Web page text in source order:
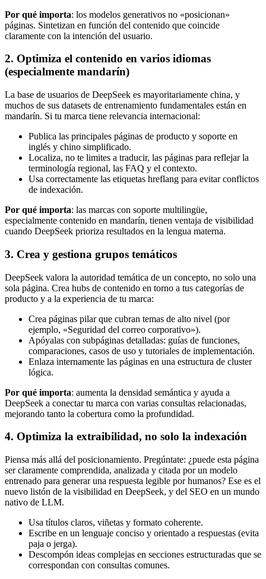
Por qué importa: los modelos generativos no «posicionan»
páginas. Sintetizan en función del contenido que coincide
claramente con la intención del usuario.
2. Optimiza el contenido en varios idiomas
(especialmente mandarín)
La base de usuarios de DeepSeek es mayoritariamente china, y
muchos de sus datasets de entrenamiento fundamentales están en
mandarín. Si tu marca tiene relevancia internacional:
Publica las principales páginas de producto y soporte en
inglés y chino simplificado.
Localiza, no te limites a traducir, las páginas para reflejar la
terminología regional, las FAQ y el contexto.
Usa correctamente las etiquetas hreflang para evitar conflictos
de indexación.
Por qué importa: las marcas con soporte multilingüe,
especialmente contenido en mandarín, tienen ventaja de visibilidad
cuando DeepSeek prioriza resultados en la lengua materna.
3. Crea y gestiona grupos temáticos
DeepSeek valora la autoridad temática de un concepto, no solo una
sola página. Crea hubs de contenido en torno a tus categorías de
producto y a la experiencia de tu marca:
Crea páginas pilar que cubran temas de alto nivel (por
ejemplo, «Seguridad del correo corporativo»).
Apóyalas con subpáginas detalladas: guías de funciones,
comparaciones, casos de uso y tutoriales de implementación.
Enlaza internamente las páginas en una estructura de cluster
lógica.
Por qué importa: aumenta la densidad semántica y ayuda a
DeepSeek a conectar tu marca con varias consultas relacionadas,
mejorando tanto la cobertura como la profundidad.
4. Optimiza la extraibilidad, no solo la indexación
Piensa más allá del posicionamiento. Pregúntate: ¿puede esta página
ser claramente comprendida, analizada y citada por un modelo
entrenado para generar una respuesta legible por humanos? Ese es el
nuevo listón de la visibilidad en DeepSeek, y del SEO en un mundo
nativo de LLM.
Usa títulos claros, viñetas y formato coherente.
Escribe en un lenguaje conciso y orientado a respuestas (evita
paja o jerga).
Descompón ideas complejas en secciones estructuradas que se
correspondan con consultas comunes.